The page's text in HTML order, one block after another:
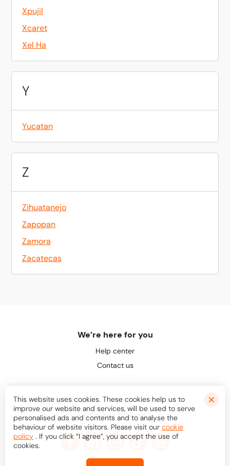
Xpujil
Xcaret
Xel Ha
Y
Yucatan
Z
Zihuatanejo
Zapopan
Zamora
Zacatecas
We’re here for you
Help center
Contact us
Let's be friends
This website uses cookies. These cookies help us to
improve our website and services, will be used to serve
personalised ads and contents and to analyse the
behaviour of website visitors. Please visit our cookie
policy . If you click “I agree”, you accept the use of
cookies.